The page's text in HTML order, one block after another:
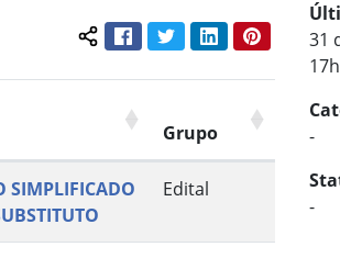
Compartilhar conteúdo:
FacebookTwitterLinkedInPinterest
Grupo
SIMPLIFICADO
Edital
31
-
-